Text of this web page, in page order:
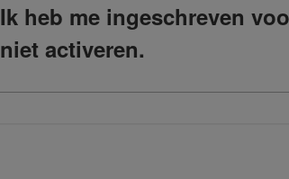
Ik heb me ingeschreven
niet activeren.